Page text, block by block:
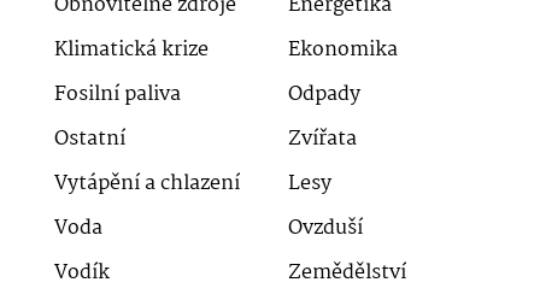
Klimatická krize
Ekonomika
Fosilní paliva
Odpady
Ostatní
Zvířata
Vytápění a chlazení
Lesy
Voda
Ovzduší
Vodík
Zemědělství